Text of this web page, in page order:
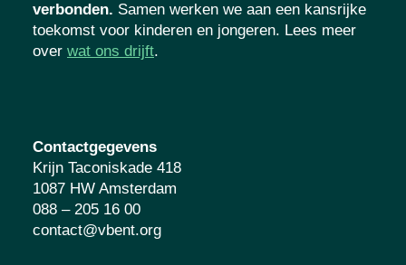
verbonden. Samen werken we aan een kansrijke
toekomst voor kinderen en jongeren. Lees meer
over wat ons drijft.
Contactgegevens
Krijn Taconiskade 418
1087 HW Amsterdam
088 – 205 16 00
contact@vbent.org